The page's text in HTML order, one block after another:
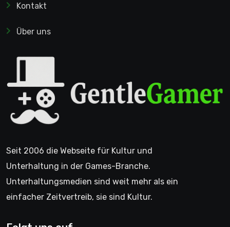
Kontakt
Über uns
Seit 2006 die Webseite für Kultur und
Unterhaltung in der Games-Branche.
Unterhaltungsmedien sind weit mehr als ein
einfacher Zeitvertreib, sie sind Kultur.